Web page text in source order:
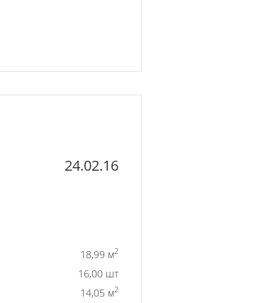
24.02.16
18,99 м2
16,00 шт
14,05 м2